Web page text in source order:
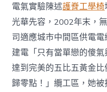
電氣實驗陳述護脊工學椅
光華先容，2002年末，
司適應城市中間區供電電
建電「只有當單戀的傻
達到完美的五比五黃金
歸零點！」纜工區，她